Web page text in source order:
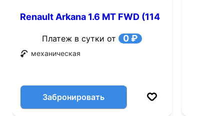
Renault Arkana 1.6 MT FWD (114
Платеж в сутки от 0 ₽
механическая
Забронировать